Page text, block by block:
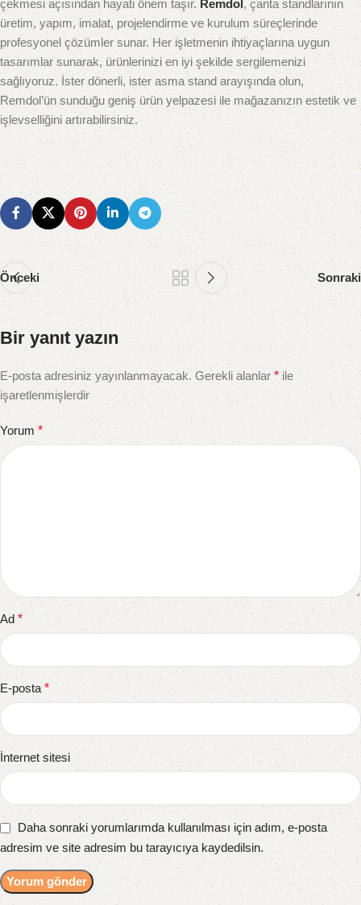
çekmesi açısından hayati önem taşır.Remdol, çanta standlarının
üretim, yapım, imalat, projelendirme ve kurulum süreçlerinde
profesyonel çözümler sunar. Her işletmenin ihtiyaçlarına uygun
tasarımlar sunarak, ürünlerinizi en iyi şekilde sergilemenizi
sağlıyoruz. İster dönerli, ister asma stand arayışında olun,
Remdol’ün sunduğu geniş ürün yelpazesi ile mağazanızın estetik ve
işlevselliğini artırabilirsiniz.
Önceki Sonraki
Bir yanıt yazın
E-posta adresiniz yayınlanmayacak. Gerekli alanlar*ile
işaretlenmişlerdir
Yorum*
Ad*
E-posta *
İnternet sitesi
Daha sonraki yorumlarımda kullanılması için adım, e-posta
adresim ve site adresim bu tarayıcıya kaydedilsin.